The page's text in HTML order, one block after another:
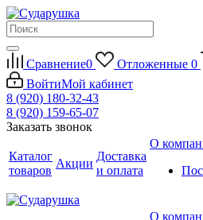
Сравнение0 Отложенные 0
ВойтиМой кабинет
8 (920) 180-32-43
8 (920) 159-65-07
Заказать звонок
Каталог
товаров
Акции
Доставка
и оплата
О
О